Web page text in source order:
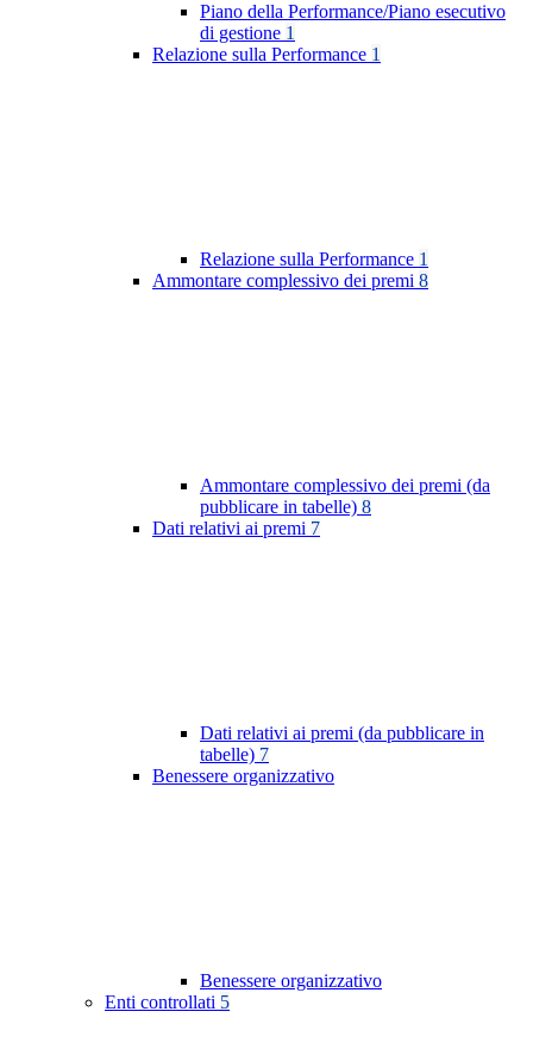
Piano della Performance/Piano esecutivo
di gestione 1
Relazione sulla Performance 1
Relazione sulla Performance 1
Ammontare complessivo dei premi 8
Ammontare complessivo dei premi (da
pubblicare in tabelle) 8
Dati relativi ai premi 7
Dati relativi ai premi (da pubblicare in
tabelle) 7
Benessere organizzativo
Benessere organizzativo
Enti controllati 5